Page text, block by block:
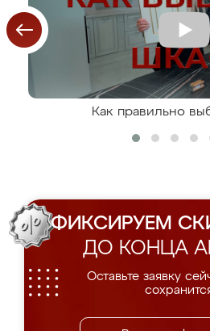
Как правильно
ФИКСИРУЕМ
ДО КОНЦА
Оставьте заявку